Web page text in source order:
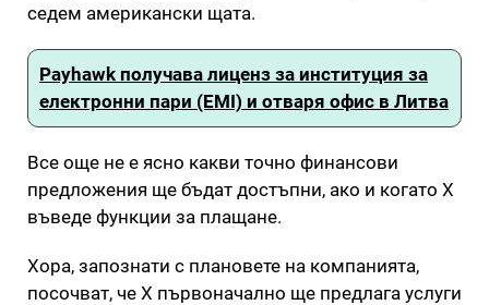
седем американски щата.
Payhawk получава лиценз за институция за
електронни пари (EMI) и отваря офис в Литва
Все още не е ясно какви точно финансови
предложения ще бъдат достъпни, ако и когато X
въведе функции за плащане.
Хора, запознати с плановете на компанията,
посочват, че X първоначално ще предлага услуги